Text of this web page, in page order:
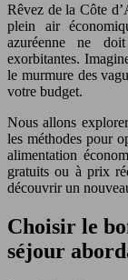
Rêvez de la Côte
plein air
azuréenne ne
exorbitantes.
le murmure des
votre budget.
Nous allons
les méthodes pour
alimentation
gratuits ou à prix
découvrir un
Choisir le
séjour